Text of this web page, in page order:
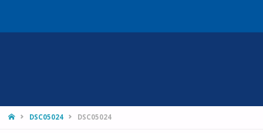
HOMEDSC05024 DSC05024